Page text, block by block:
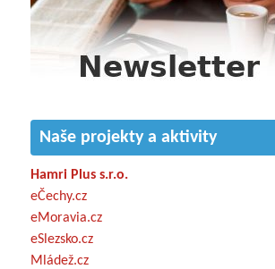
Naše projekty a aktivity
Hamri Plus s.r.o.
eČechy.cz
eMoravia.cz
eSlezsko.cz
Mládež.cz